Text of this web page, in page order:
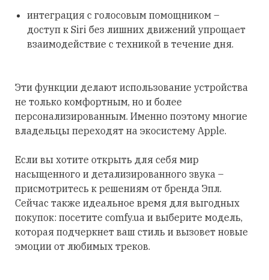
интеграция с голосовым помощником –
доступ к Siri без лишних движений упрощает
взаимодействие с техникой в течение дня.
Эти функции делают использование устройства
не только комфортным, но и более
персонализированным. Именно поэтому многие
владельцы переходят на экосистему Apple.
Если вы хотите открыть для себя мир
насыщенного и детализированного звука –
присмотритесь к решениям от бренда Эпл.
Сейчас также идеальное время для выгодных
покупок: посетите comfy.ua и выберите модель,
которая подчеркнет ваш стиль и вызовет новые
эмоции от любимых треков.